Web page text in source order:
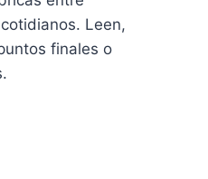
Leen,
finales o